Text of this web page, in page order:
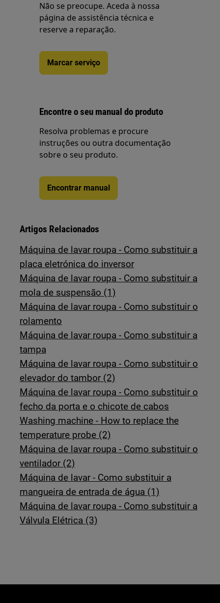
Não se preocupe. Aceda à nossa
página de assistência técnica e
reserve a reparação.
Marcar serviço
Encontre o seu manual do produto
Resolva problemas e procure
instruções ou outra documentação
sobre o seu produto.
Encontrar manual
Artigos Relacionados
Máquina de lavar roupa - Como substituir a
placa eletrónica do inversor
Máquina de lavar roupa - Como substituir a
mola de suspensão (1)
Máquina de lavar roupa - Como substituir o
rolamento
Máquina de lavar roupa - Como substituir a
tampa
Máquina de lavar roupa - Como substituir o
elevador do tambor (2)
Máquina de lavar roupa - Como substituir o
fecho da porta e o chicote de cabos
Washing machine - How to replace the
temperature probe (2)
Máquina de lavar roupa - Como substituir o
ventilador (2)
Máquina de lavar - Como substituir a
mangueira de entrada de água (1)
Máquina de lavar roupa - Como substituir a
Válvula Elétrica (3)